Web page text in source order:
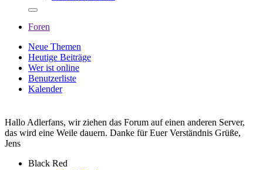
Foren
Neue Themen
Heutige Beiträge
Wer ist online
Benutzerliste
Kalender
Hallo Adlerfans, wir ziehen das Forum auf einen anderen Server,
das wird eine Weile dauern. Danke für Euer Verständnis Grüße,
Jens
Black Red